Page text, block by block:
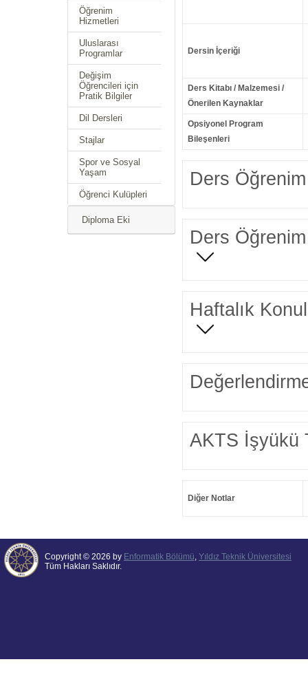
Öğrenim
Hizmetleri
Uluslarası
Programlar
Değişim
Öğrencileri için
Pratik Bilgiler
Dil Dersleri
Stajlar
Spor ve Sosyal
Yaşam
Öğrenci Kulüpleri
Diploma Eki
Dersin İçeriği
Ders Kitabı / Malzemesi /
Önerilen Kaynaklar
Opsiyonel Program
Bileşenleri
Ders Öğrenim
Ders Öğrenim
Haftalık
AKTS İşyükü
Diğer Notlar
Copyright © 2026 by Enformatik Bölümü, Yıldız Teknik Üniversitesi
Tüm Hakları Saklıdır.